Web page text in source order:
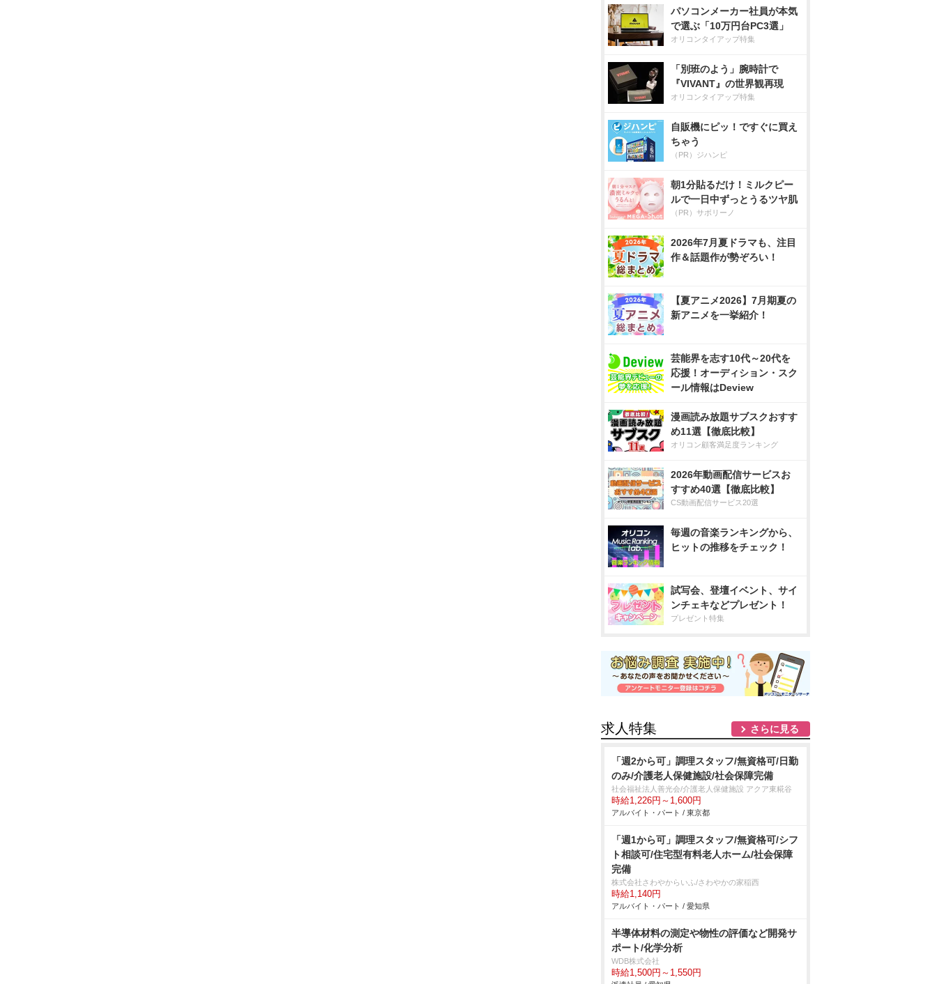
パソコンメーカー社員が本気
で選ぶ「10万円台PC3選」
オリコンタイアップ特集
「別班のよう」腕時計で
『VIVANT』の世界観再現
オリコンタイアップ特集
自販機にピッ！ですぐに買え
ちゃう
（PR）ジハンピ
朝1分貼るだけ！ミルクピー
ルで一日中ずっとうるツヤ肌
（PR）サボリーノ
2026年7月夏ドラマも、注目
作＆話題作が勢ぞろい！
【夏アニメ2026】7月期夏の
新アニメを一挙紹介！
芸能界を志す10代～20代を
応援！オーディション・スク
ール情報はDeview
漫画読み放題サブスクおすす
め11選【徹底比較】
オリコン顧客満足度ランキング
2026年動画配信サービスお
すすめ40選【徹底比較】
CS動画配信サービス20選
毎週の音楽ランキングから、
ヒットの推移をチェック！
試写会、登壇イベント、サイ
ンチェキなどプレゼント！
プレゼント特集
求人特集 さらに見る
「週2から可」調理スタッフ/無資格可/日勤
のみ/介護老人保健施設/社会保障完備
社会福祉法人善光会/介護老人保健施設 アクア東糀谷
時給1,226円～1,600円
アルバイト・パート / 東京都
「週1から可」調理スタッフ/無資格可/シフ
ト相談可/住宅型有料老人ホーム/社会保障
完備
株式会社さわやからいふ/さわやかの家稲西
時給1,140円
アルバイト・パート / 愛知県
半導体材料の測定や物性の評価など開発サ
ポート/化学分析
WDB株式会社
時給1,500円～1,550円